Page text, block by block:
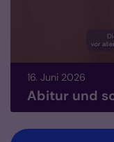
16. Juni 2026
Abitur und